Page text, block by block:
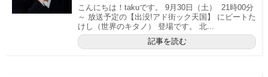
こんにちは！takuです。 9月30日（土） 21時00分
～ 放送予定の【出没!アド街ック天国】 にビートた
けし（世界のキタノ） 登場です。 北...
記事を読む